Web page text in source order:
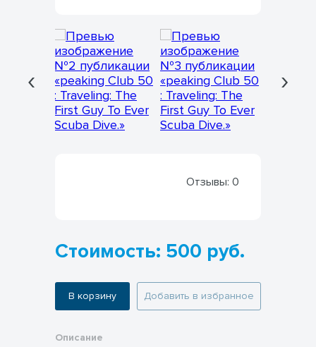
‹ ›
Отзывы: 0
Стоимость: 500 руб.
В корзину Добавить в избранное
Описание